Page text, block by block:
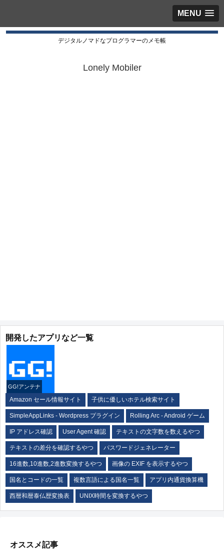
MENU
デジタルノマドなプログラマーのメモ帳
Lonely Mobiler
開発したアプリなど一覧
GG!アンテナ
Amazon セール情報サイト 子供に優しいホテル検索サイト
SimpleAppLinks - Wordpress プラグイン Rolling Arc - Android ゲーム
IP アドレス確認 User Agent 確認 テキストの文字数を数えるやつ
テキストの差分を確認するやつ パスワードジェネレーター
16進数,10進数,2進数変換するやつ 画像の EXIF を表示するやつ
国名とコードの一覧 複数言語による国名一覧 アプリ内通貨換算機
西暦和暦泰仏歴変換表 UNIX時間を変換するやつ
オススメ記事